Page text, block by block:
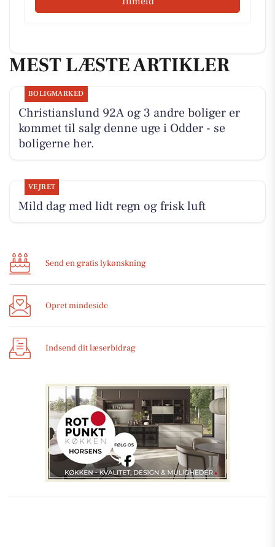
MEST LÆSTE ARTIKLER
BOLIGMARKED
Christianslund 92A og 3 andre boliger er
kommet til salg denne uge i Odder - se
boligerne her.
VEJRET
Mild dag med lidt regn og frisk luft
Send en gratis lykønskning
Opret mindeside
Indsend dit læserbidrag